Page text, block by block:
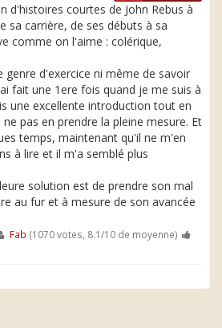
d'histoires courtes de John Rebus à
sa carrière, de ses débuts à sa
comme on l'aime : colérique,
genre d'exercice ni même de savoir
fait une 1ere fois quand je me suis à
une excellente introduction tout en
pas en prendre la pleine mesure. Et
temps, maintenant qu'il ne m'en
à lire et il m'a semblé plus
solution est de prendre son mal
au fur et à mesure de son avancée
Fab (1070 votes, 8.1/10 de moyenne)